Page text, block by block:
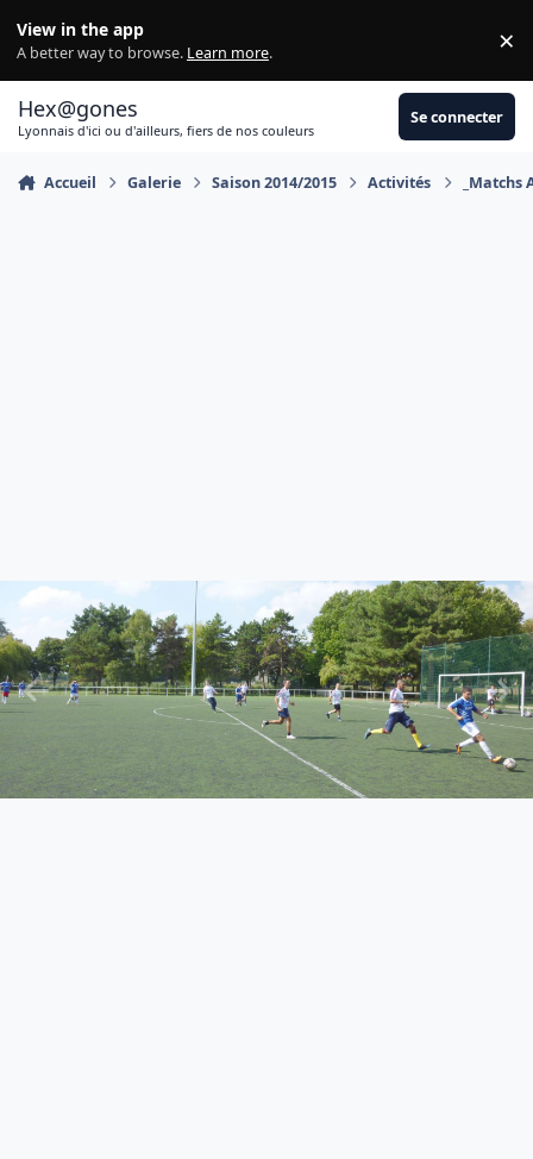
View in the app
A better way to browse. Learn more. ×
Hex@gones
Lyonnais d'ici ou d'ailleurs, fiers de nos couleurs
Se connecter
Accueil Galerie Saison 2014/2015 Activités _Matchs